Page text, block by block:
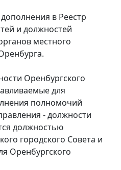
в Реестр
и должностей
местного
Оренбургского
для
полномочий
- должности
должностью
городского Совета и
Оренбургского